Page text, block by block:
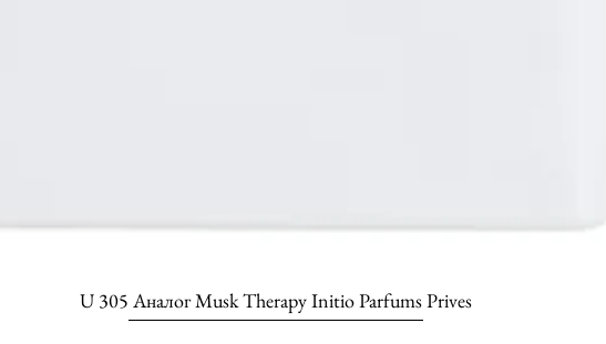
Швидкий перегляд
U 305 Аналог Musk Therapy Initio Parfums Prives